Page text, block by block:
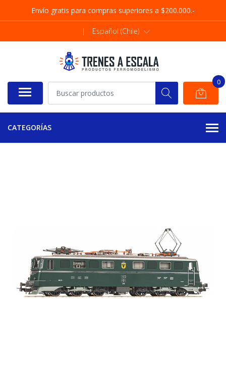
Envío gratis para compras superiores a $200.000.-
| Español (Chile)
0
CATEGORÍAS